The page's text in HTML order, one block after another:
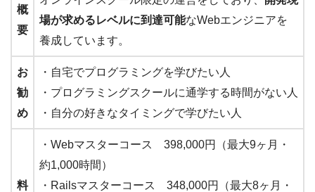
概
要
場が求めるレベルに到達可能なWebエンジニアを
養成しています。
お
勧
め
・自宅でプログラミングを学びたい人
・プログラミングスクールに通学する時間がない人
・自分の好きなタイミングで学びたい人
料
・Webマスターコース 398,000円（最大9ヶ月・
約1,000時間）
・Railsマスターコース 348,000円（最大8ヶ月・